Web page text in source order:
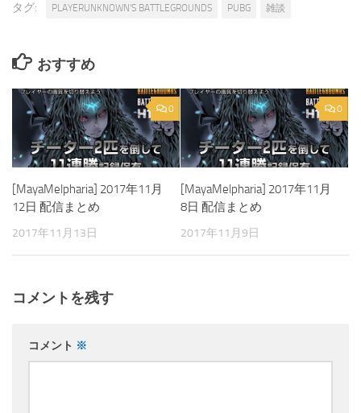
タグ: PLAYERUNKNOWN'S BATTLEGROUNDS PUBG 雑談
おすすめ
0
[MayaMelpharia] 2017年11月
12日 配信まとめ
2017年11月13日
0
[MayaMelpharia] 2017年11月
8日 配信まとめ
2017年11月9日
コメントを残す
コメント ※